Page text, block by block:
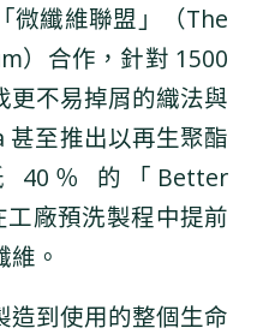
微纖維聯盟」（The
）合作，針對 1500
更不易掉屑的織法與
至推出以再生聚酯
40％ 的「Better
廠預洗製程中提前
。
造到使用的整個生命